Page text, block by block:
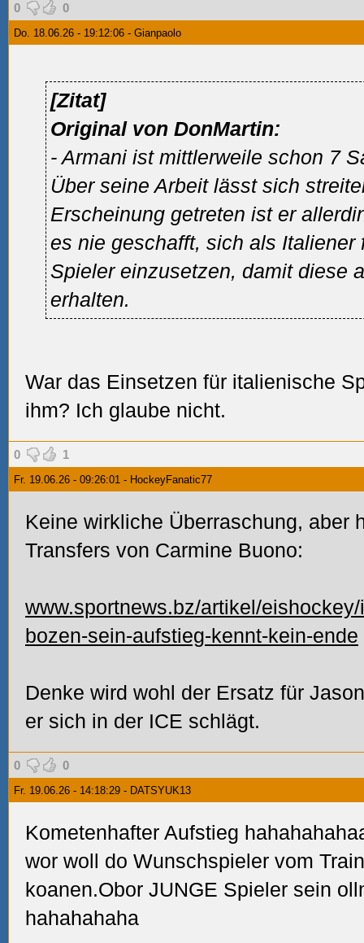
0 0
Do. 18.06.26 - 19:12:06 - Gianpaolo
[Zitat]
Original von DonMartin:
- Armani ist mittlerweile schon 7
Über seine Arbeit lässt sich
Erscheinung getreten ist er
es nie geschafft, sich als Italiener
Spieler einzusetzen, damit diese
erhalten.
War das Einsetzen für italienische
ihm? Ich glaube nicht.
0 1
Fr. 19.06.26 - 09:26:01 - HockeyFanatic77
Keine wirkliche Überraschung, aber
Transfers von Carmine Buono:
www.sportnews.bz/artikel/
bozen-sein-aufstieg-kennt-kein-ende
Denke wird wohl der Ersatz für
er sich in der ICE schlägt.
0 0
Fr. 19.06.26 - 14:18:29 - DATSYUK13
Kometenhafter Aufstieg
wor woll do Wunschspieler vom
koanen.Obor JUNGE Spieler sein
hahahahaha